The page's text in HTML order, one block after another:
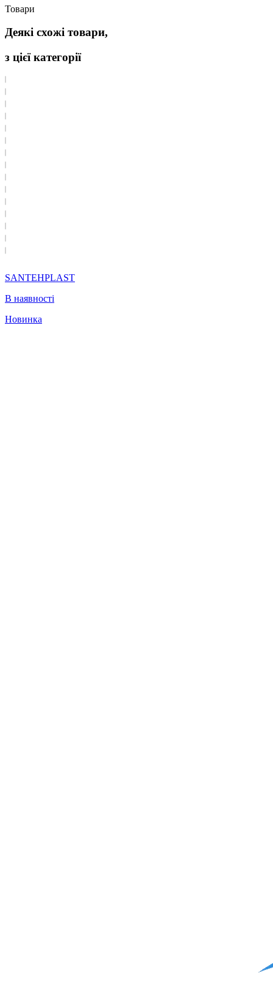
Товари
Деякі схожі товари,
з цієї категорії
SANTEHPLAST
В наявності
Новинка